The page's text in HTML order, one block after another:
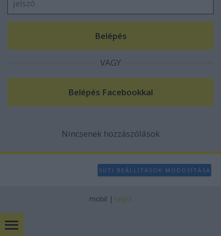
VAGY
Nincsenek hozzászólások
Bulvár
SÜTI BEÁLLÍTÁSOK MÓDOSÍTÁSA
mobil | teljes